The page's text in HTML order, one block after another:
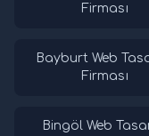
Firması
Bayburt Web
Firması
Bingöl Web